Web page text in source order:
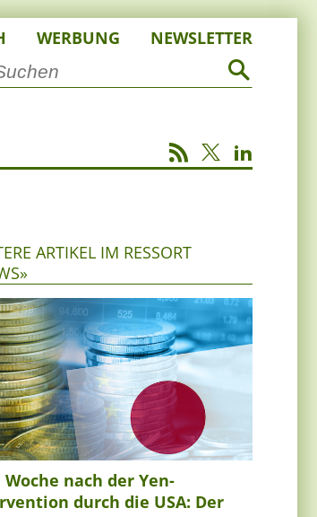
WERBUNG NEWSLETTER
ARTIKEL IM RESSORT
Woche nach der Yen-
durch die USA: Der